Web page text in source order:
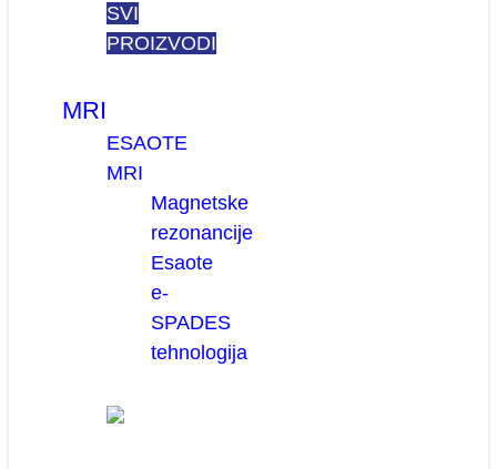
SVI
PROIZVODI
MRI
ESAOTE
MRI
Magnetske
rezonancije
Esaote
e-
SPADES
tehnologija